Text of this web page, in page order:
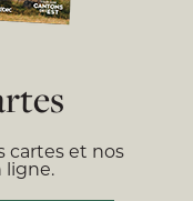
cartes et nos
ligne.